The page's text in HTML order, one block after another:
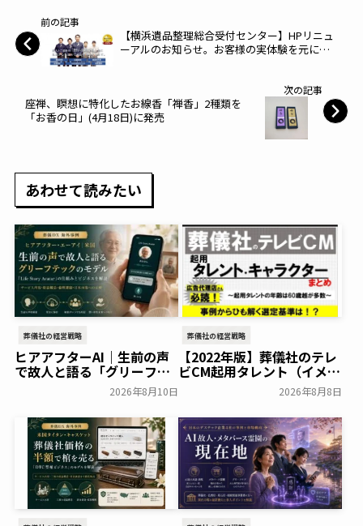
前の記事
【横浜遺品整理総合受付センター】HPリニュ
ーアルのお知らせ。お客様の実体験を元に制
えたい！」と新たなアプローチを展開！
次の記事
座禅、瞑想に特化したお線香「禅香」2種類を
「お香の日」(4月18日)に発売
あわせて読みたい
葬儀社の経営戦略
ヒアアフターAI｜生前の声
で故人と語る「グリーフテ
ック」のモデルを解説2026年8月10日
葬儀社の経営戦略
【2022年版】葬儀社のテレ
ビCM起用タレント（イメー
ジキャラクター）まとめ
2026年8月8日